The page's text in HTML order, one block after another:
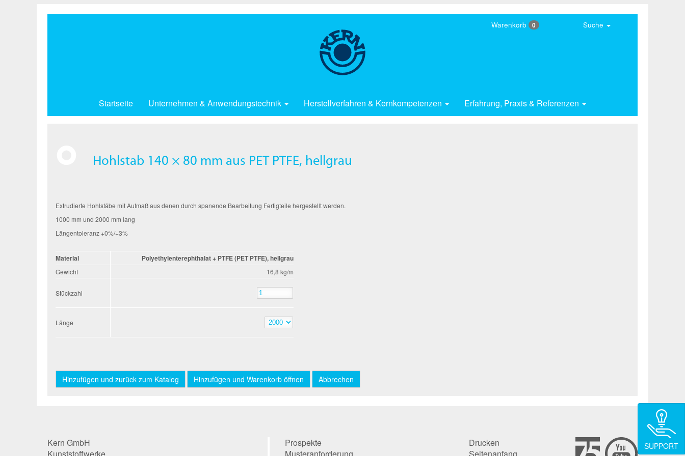
Startseite Unternehmen & Anwendungstechnik Herstellverfahren & Kernkompetenzen Erfahrung, Praxis & Referenzen
Warenkorb 0 Suche
Hohlstab 140 × 80 mm aus PET PTFE, hellgrau
Extrudierte Hohlstäbe mit Aufmaß aus denen durch spanende Bearbeitung Fertigteile hergestellt werden.
1000 mm und 2000 mm lang
Längentoleranz +0%/+3%
Material Polyethylenterephthalat + PTFE (PET PTFE), hellgrau
Gewicht 16,8 kg/m
Stückzahl
Länge
Kern GmbH
Kunststoffwerke
Prospekte
Musteranforderung
Drucken
Seitenanfang
SUPPORT